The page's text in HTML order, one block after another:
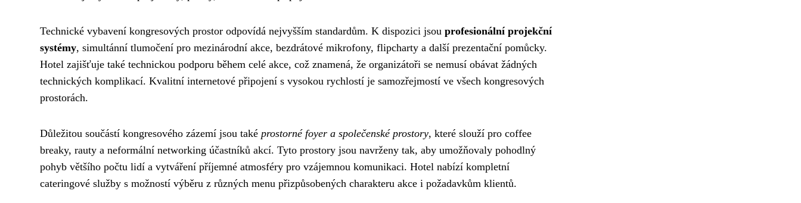
Technické vybavení kongresových prostor odpovídá nejvyšším standardům. K dispozici jsou profesionální projekční
systémy, simultánní tlumočení pro mezinárodní akce, bezdrátové mikrofony, flipcharty a další prezentační pomůcky.
Hotel zajišťuje také technickou podporu během celé akce, což znamená, že organizátoři se nemusí obávat žádných
technických komplikací. Kvalitní internetové připojení s vysokou rychlostí je samozřejmostí ve všech kongresových
prostorách.
Důležitou součástí kongresového zázemí jsou také prostorné foyer a společenské prostory, které slouží pro coffee
breaky, rauty a neformální networking účastníků akcí. Tyto prostory jsou navrženy tak, aby umožňovaly pohodlný
pohyb většího počtu lidí a vytváření příjemné atmosféry pro vzájemnou komunikaci. Hotel nabízí kompletní
cateringové služby s možností výběru z různých menu přizpůsobených charakteru akce i požadavkům klientů.